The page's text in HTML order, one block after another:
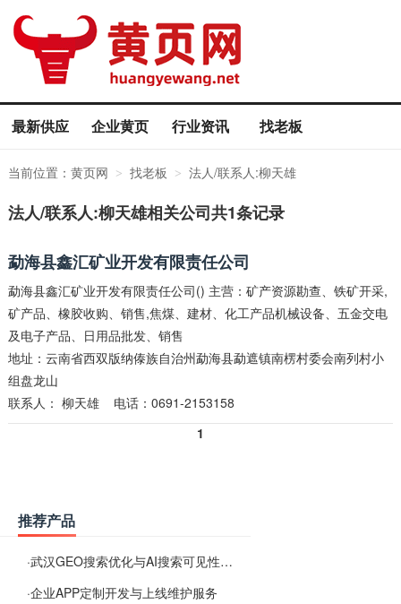
最新供应 企业黄页 行业资讯 找老板
当前位置： 黄页网 > 找老板 > 法人/联系人:柳天雄
法人/联系人:柳天雄相关公司共1条记录
勐海县鑫汇矿业开发有限责任公司
勐海县鑫汇矿业开发有限责任公司() 主营：矿产资源勘查、铁矿开采,
矿产品、橡胶收购、销售,焦煤、建材、化工产品机械设备、五金交电
及电子产品、日用品批发、销售
地址：云南省西双版纳傣族自治州勐海县勐遮镇南楞村委会南列村小
组盘龙山
联系人： 柳天雄电话：0691-2153158
1
推荐产品
·武汉GEO搜索优化与AI搜索可见性服务
·企业APP定制开发与上线维护服务